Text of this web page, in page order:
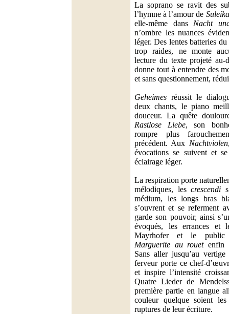
La soprano se ravit des
l’hymne à l’amour de Suleika
elle-même dans Nacht
n’ombre les nuances
léger. Des lentes batteries
trop raides, ne monte
lecture du texte projeté au-
donne tout à entendre des
et sans questionnement,
Geheimes réussit le
deux chants, le piano
douceur. La quête
Rastlose Liebe, son
rompre plus
précédent. Aux Nachtviolen
évocations se suivent et
éclairage léger.
La respiration porte
mélodiques, lescrescendi
médium, les longs bras
s’ouvrent et se referment
garde son pouvoir, ainsi
évoqués, les errances et
Mayrhofer et le public
Marguerite au rouetenfin
Sans aller jusqu’au
ferveur porte ce chef-
et inspire l’intensité
Quatre Lieder de
première partie en langue
couleur quelque soient
ruptures de leur écriture.